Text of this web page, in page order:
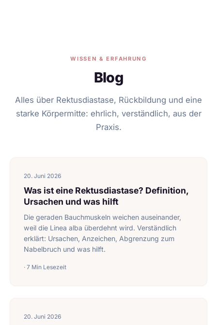
WISSEN & ERFAHRUNG
Blog
Alles über Rektusdiastase, Rückbildung und eine
starke Körpermitte: ehrlich, verständlich, aus der
Praxis.
20. Juni 2026
Was ist eine Rektusdiastase? Definition,
Ursachen und was hilft
Die geraden Bauchmuskeln weichen auseinander,
weil die Linea alba überdehnt wird. Verständlich
erklärt: Ursachen, Anzeichen, Abgrenzung zum
Nabelbruch und was hilft.
· 7 Min Lesezeit
20. Juni 2026